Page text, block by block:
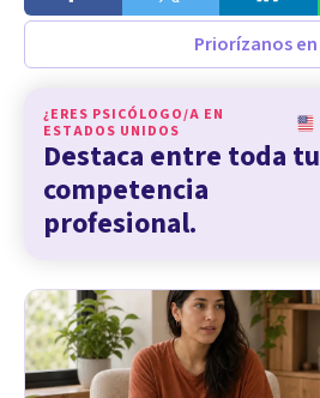
Priorízanos en
¿ERES PSICÓLOGO/A EN
ESTADOS UNIDOS
Destaca entre toda tu
competencia
profesional.